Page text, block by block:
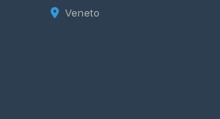
Veneto